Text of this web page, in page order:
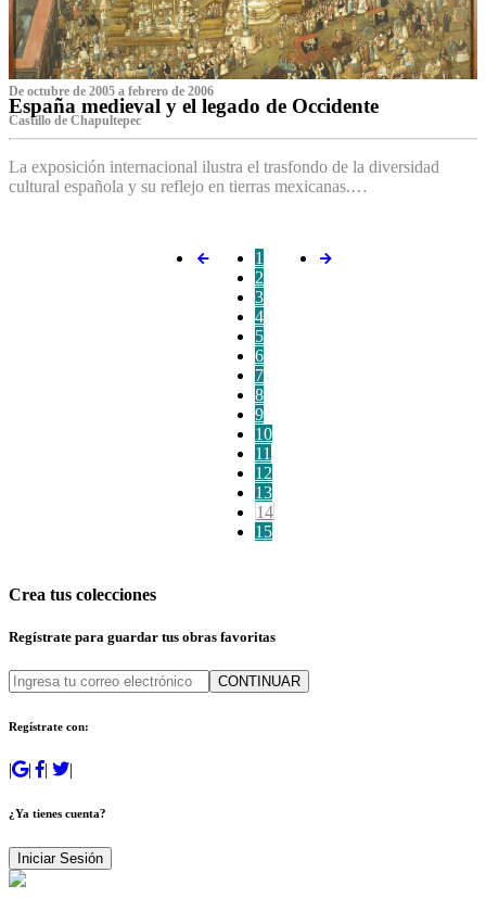
De octubre de 2005 a febrero de 2006
España medieval y el legado de Occidente
Castillo de Chapultepec
La exposición internacional ilustra el trasfondo de la diversidad
cultural española y su reflejo en tierras mexicanas.…
1
2
3
4
5
6
7
8
9
10
11
12
13
14
15
Crea tus colecciones
Regístrate para guardar tus obras favoritas
CONTINUAR
Regístrate con:
| | | |
¿Ya tienes cuenta?
Iniciar Sesión